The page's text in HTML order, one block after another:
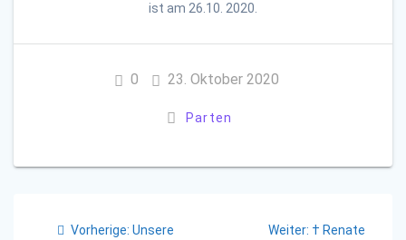
ist am 26.10. 2020.
0 23. Oktober 2020
Parten
Vorherige: Vorheriger
Unsere
Weiter: Nächster
† Renate